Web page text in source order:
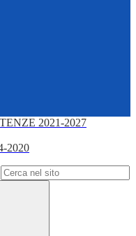
2021-2027
2020